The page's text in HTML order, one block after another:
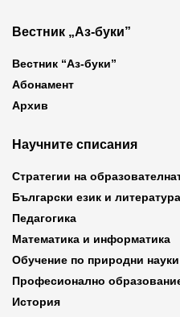
Вестник „Аз-буки”
Вестник “Аз-буки”
Абонамент
Архив
Научните списания
Стратегии на
Български език и литература
Педагогика
Математика и информатика
Обучение по природни
Професионално
История